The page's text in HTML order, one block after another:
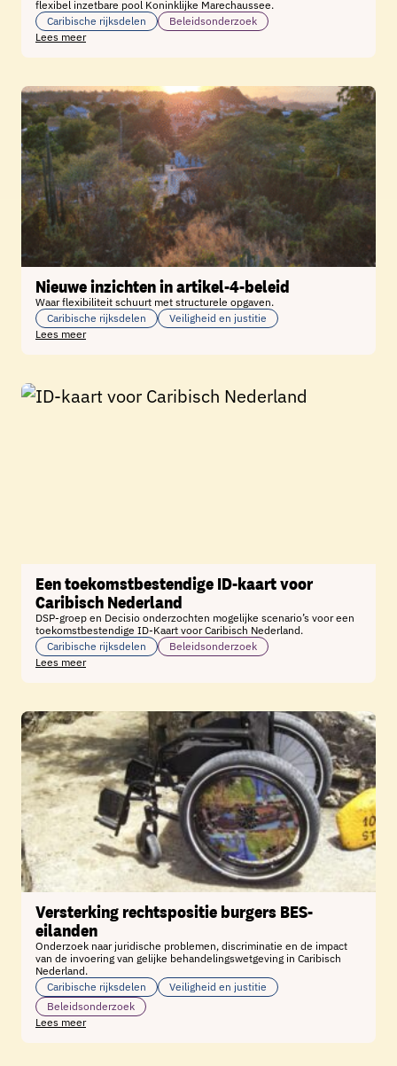
flexibel inzetbare pool Koninklijke Marechaussee.
Caribische rijksdelen
Beleidsonderzoek
Lees meer
Nieuwe inzichten in artikel‑4‑beleid
Waar flexibiliteit schuurt met structurele opgaven.
Caribische rijksdelen
Veiligheid en justitie
Lees meer
Een toekomstbestendige ID-kaart voor
Caribisch Nederland
DSP-groep en Decisio onderzochten mogelijke scenario’s voor een
toekomstbestendige ID-Kaart voor Caribisch Nederland.
Caribische rijksdelen
Beleidsonderzoek
Lees meer
Versterking rechtspositie burgers BES-
eilanden​
Onderzoek naar juridische problemen, discriminatie en de impact
van de invoering van gelijke behandelingswetgeving in Caribisch
Nederland​.
Caribische rijksdelen
Veiligheid en justitie
Beleidsonderzoek
Lees meer